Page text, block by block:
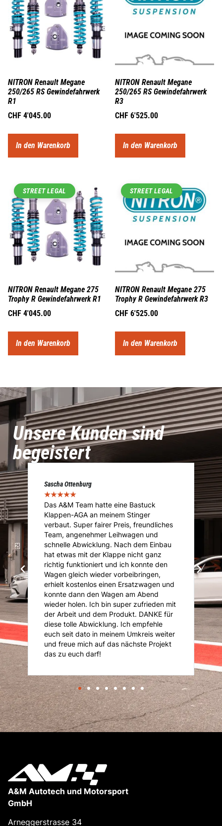
NITRON Renault Megane
250/265 RS Gewindefahrwerk
R1
CHF 4'045.00
In den Warenkorb
NITRON Renault Megane
250/265 RS Gewindefahrwerk
R3
CHF 6'525.00
In den Warenkorb
STREET LEGAL
NITRON Renault Megane 275
Trophy R Gewindefahrwerk R1
CHF 4'045.00
In den Warenkorb
STREET LEGAL
NITRON Renault Megane 275
Trophy R Gewindefahrwerk R3
CHF 6'525.00
In den Warenkorb
Unsere Kunden sind
begeistert
Sascha Ottenburg
★★★★★
Das A&M Team hatte eine Bastuck
Klappen-AGA an meinem Stinger
verbaut. Super fairer Preis, freundliches
Team, angenehmer Leihwagen und
schnelle Abwicklung. Nach dem Einbau
hat etwas mit der Klappe nicht ganz
richtig funktioniert und ich konnte den
Wagen gleich wieder vorbeibringen,
erhielt kostenlos einen Ersatzwagen und
konnte dann den Wagen am Abend
wieder holen. Ich bin super zufrieden mit
der Arbeit und dem Produkt. DANKE für
diese tolle Abwicklung. Ich empfehle
euch seit dato in meinem Umkreis weiter
und freue mich auf das nächste Projekt
das zu euch darf!
★
A&M Autotech und Motorsport
GmbH
Arneggerstrasse 34